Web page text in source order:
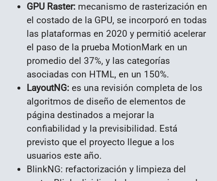
GPU Raster: mecanismo de rasterización en
el costado de la GPU, se incorporó en todas
las plataformas en 2020 y permitió acelerar
el paso de la prueba MotionMark en un
promedio del 37%, y las categorías
asociadas con HTML, en un 150%.
LayoutNG: es una revisión completa de los
algoritmos de diseño de elementos de
página destinados a mejorar la
confiabilidad y la previsibilidad. Está
previsto que el proyecto llegue a los
usuarios este año.
BlinkNG: refactorización y limpieza del